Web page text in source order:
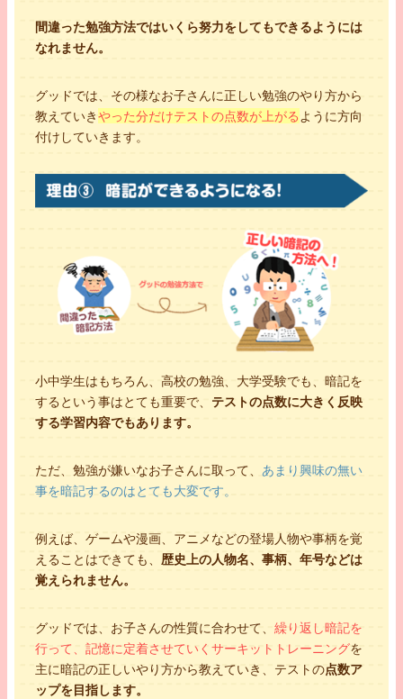
間違った勉強方法ではいくら努力をしてもできるようには
なれません。
グッドでは、その様なお子さんに正しい勉強のやり方から
教えていきやった分だけテストの点数が上がる ように方向
付けしていきます。
小中学生はもちろん、高校の勉強、大学受験でも、暗記を
するという事はとても重要で、 テストの点数に大きく反映
する学習内容でもあります。
ただ、勉強が嫌いなお子さんに取って、 あまり興味の無い
事を暗記するのはとても大変です。
例えば、ゲームや漫画、アニメなどの登場人物や事柄を覚
えることはできても、 歴史上の人物名、事柄、年号などは
覚えられません。
グッドでは、お子さんの性質に合わせて、 繰り返し暗記を
行って、記憶に定着させていくサーキットトレーニングを
主に暗記の正しいやり方から教えていき、テストの点数ア
ップを目指します。